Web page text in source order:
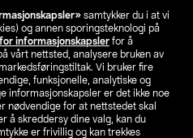
samtykker du i at vi
og annen sporingsteknologi på
informasjonskapsler for å
vårt nettsted, analysere bruken av
Vi bruker fire
funksjonelle, analytiske og
informasjonskapsler er det ikke noe
nødvendige for at nettstedet skal
å skreddersy dine valg, kan du
er frivillig og kan trekkes
din butikk
NO FI